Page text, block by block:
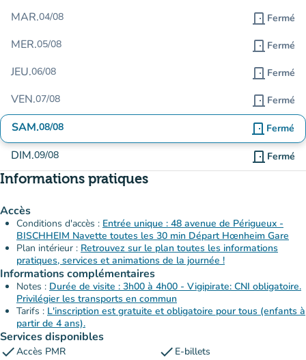
MAR.04/08 door_front Fermé
MER.05/08 door_front Fermé
JEU.06/08 door_front Fermé
VEN.07/08 door_front Fermé
SAM.08/08 door_front Fermé
DIM.09/08 door_front Fermé
Informations pratiques
Accès
Conditions d'accès : Entrée unique : 48 avenue de Périgueux -
BISCHHEIM Navette toutes les 30 min Départ Hœnheim Gare
Plan intérieur : Retrouvez sur le plan toutes les informations
pratiques, services et animations de la journée !
Informations complémentaires
Notes : Durée de visite : 3h00 à 4h00 - Vigipirate: CNI obligatoire.
Privilégier les transports en commun
Tarifs : L'inscription est gratuite et obligatoire pour tous (enfants à
partir de 4 ans).
Services disponibles
checkAccès PMR check E-billets